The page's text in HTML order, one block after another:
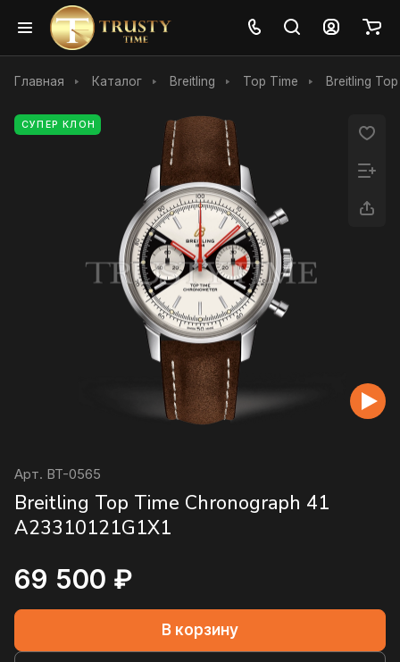
Главная Каталог Breitling Top Time Breitling Top
СУПЕР КЛОН
Арт. BT-0565
Breitling Top Time Chronograph 41
A23310121G1X1
69 500 ₽
В корзину